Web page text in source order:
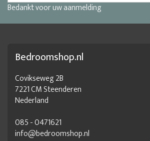
Bedankt voor uw aanmelding
Bedroomshop.nl
Covikseweg 2B
7221 CM Steenderen
Nederland
085 - 0471621
info@bedroomshop.nl